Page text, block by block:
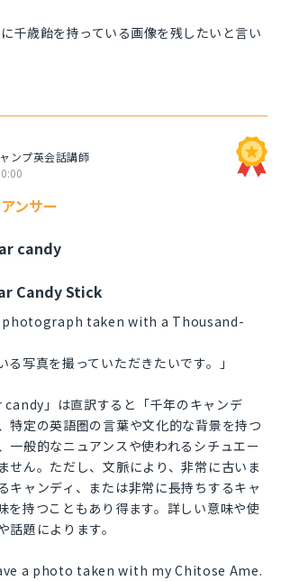
千歳飴を持っている画像を残したいと言い
ンプ英会話講師
ンサー
candy
Candy Stick
taken with a Thousand-
る写真を撮っていただきたいです。」
candy」は直訳すると「千年のキャンデ
特定の英語圏の言葉や文化的な背景を持つ
一般的なニュアンスや使われるシチュエー
せん。ただし、文脈により、非常に古いま
キャンディ、または非常に長持ちするキャ
を持つこともあり得ます。詳しい意味や使
話題によります。
a photo taken with my Chitose Ame.